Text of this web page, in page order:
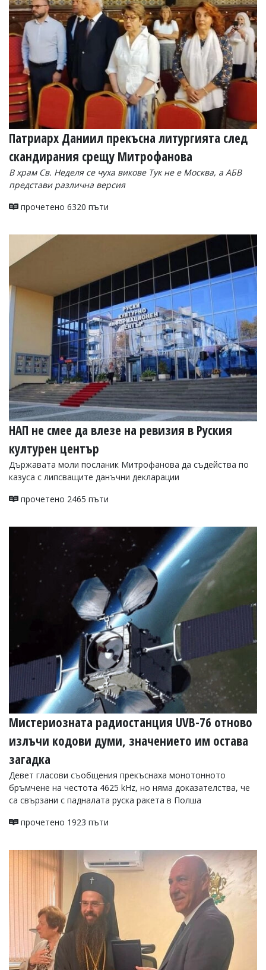
Патриарх Даниил прекъсна литургията след
скандирания срещу Митрофанова
В храм Св. Неделя се чуха викове Тук не е Москва, а АБВ
представи различна версия
прочетено 6320 пъти
НАП не смее да влезе на ревизия в Руския
културен център
Държавата моли посланик Митрофанова да съдейства по
казуса с липсващите данъчни декларации
прочетено 2465 пъти
Мистериозната радиостанция UVB-76 отново
излъчи кодови думи, значението им остава
загадка
Девет гласови съобщения прекъснаха монотонното
бръмчене на честота 4625 kHz, но няма доказателства, че
са свързани с падналата руска ракета в Полша
прочетено 1923 пъти